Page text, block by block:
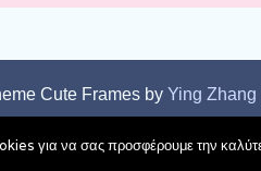
Cute Frames by Ying Zhang
για να σας προσφέρουμε την